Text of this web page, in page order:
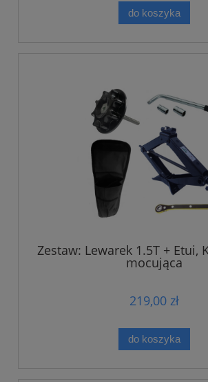
do koszyka
Zestaw: Lewarek 1.5T + Etui,
mocująca
219,00 zł
do koszyka